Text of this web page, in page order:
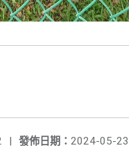
發佈日期： 2024-05-23
|